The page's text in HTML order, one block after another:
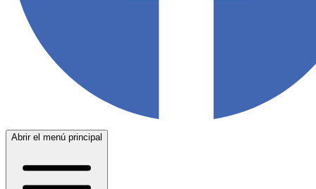
Abrir el menú principal